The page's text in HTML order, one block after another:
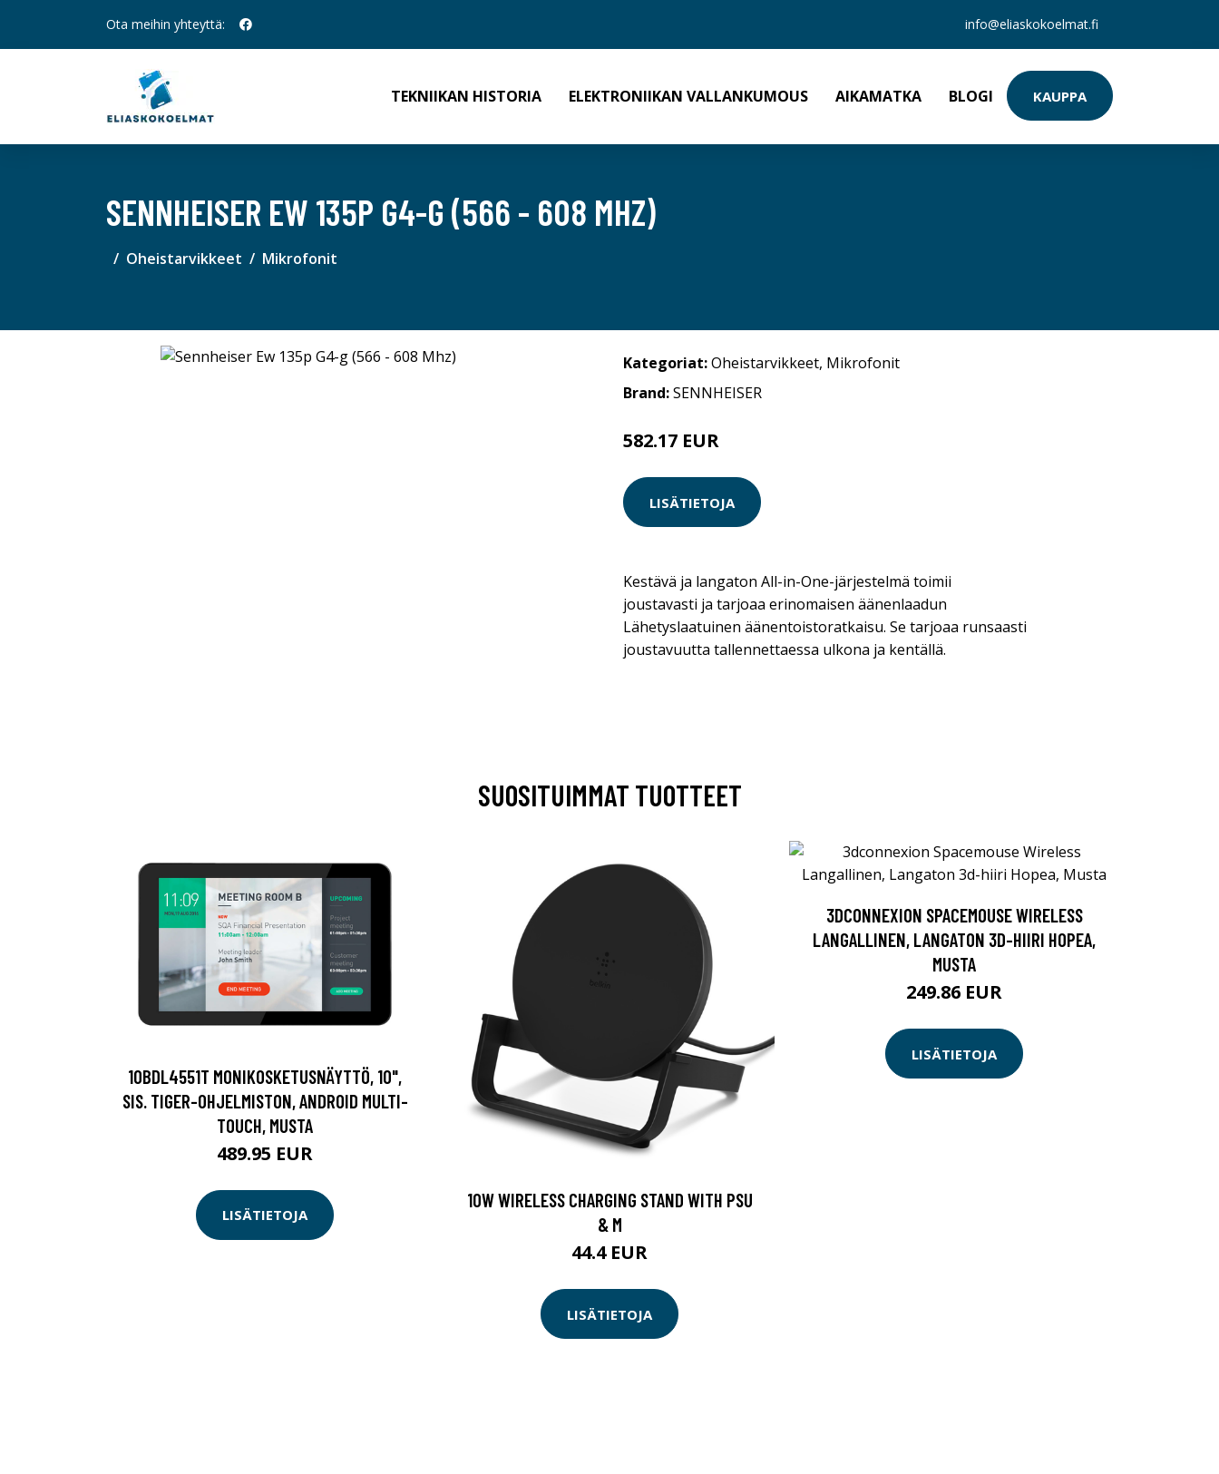
Ota meihin yhteyttä: info@eliaskokoelmat.fi
TEKNIIKAN HISTORIA ELEKTRONIIKAN VALLANKUMOUS AIKAMATKA BLOGI KAUPPA
SENNHEISER EW 135P G4-G (566 - 608 MHZ)
Oheistarvikkeet Mikrofonit
Kategoriat:Oheistarvikkeet, Mikrofonit
Brand:SENNHEISER
582.17 EUR
LISÄTIETOJA
Kestävä ja langaton All-in-One-järjestelmä toimii
joustavasti ja tarjoaa erinomaisen äänenlaadun
Lähetyslaatuinen äänentoistoratkaisu. Se tarjoaa runsaasti
joustavuutta tallennettaessa ulkona ja kentällä.
SUOSITUIMMAT TUOTTEET
10BDL4551T MONIKOSKETUSNÄYTTÖ, 10",
SIS. TIGER-OHJELMISTON, ANDROID MULTI-
TOUCH, MUSTA
489.95 EUR
LISÄTIETOJA
10W WIRELESS CHARGING STAND WITH PSU
& M
44.4 EUR
LISÄTIETOJA
3DCONNEXION SPACEMOUSE WIRELESS
LANGALLINEN, LANGATON 3D-HIIRI HOPEA,
MUSTA
249.86 EUR
LISÄTIETOJA